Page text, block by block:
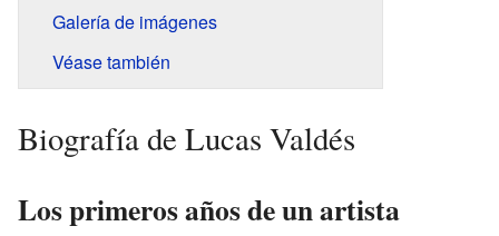
Galería de imágenes
Véase también
Biografía de Lucas Valdés
Los primeros años de un artista